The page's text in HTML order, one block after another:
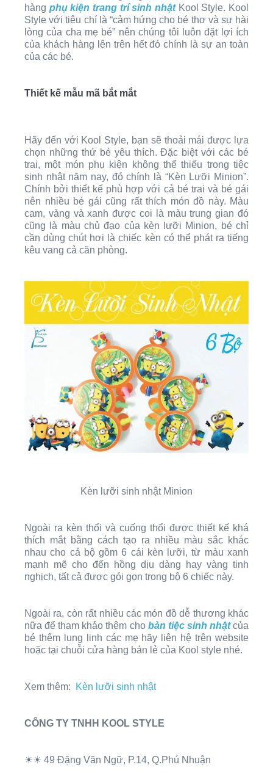
hàng phụ kiện trang trí sinh nhậtKool Style. Kool
Style với tiêu chí là “cảm hứng cho bé thơ và sự hài
lòng của cha mẹ bé” nên chúng tôi luôn đặt lợi ích
của khách hàng lên trên hết đó chính là sự an toàn
của các bé.
Thiết kế mẫu mã bắt mắt
Hãy đến với Kool Style, bạn sẽ thoải mái được lựa
chọn những thứ bé yêu thích. Đặc biệt với các bé
trai, một món phụ kiện không thể thiếu trong tiệc
sinh nhật năm nay, đó chính là “Kèn Lưỡi Minion”.
Chính bởi thiết kế phù hợp với cả bé trai và bé gái
nên nhiều bé gái cũng rất thích món đồ này. Màu
cam, vàng và xanh được coi là màu trung gian đó
cũng là màu chủ đạo của kèn lưỡi Minion, bé chỉ
cần dùng chút hơi là chiếc kèn có thể phát ra tiếng
kêu vang cả căn phòng.
Kèn lưỡi sinh nhật Minion
Ngoài ra kèn thổi và cuống thổi được thiết kế khá
thích mắt bằng cách tạo ra nhiều màu sắc khác
nhau cho cả bộ gồm 6 cái kèn lưỡi, từ màu xanh
mạnh mẽ cho đến hồng dịu dàng hay vàng tinh
nghịch, tất cả được gói gọn trong bộ 6 chiếc này.
Ngoài ra, còn rất nhiều các món đồdễ thương khác
nữa để tham khảo thêm cho bàn tiệc sinh nhậtcủa
bé thêm lung linh các mẹ hãy liên hệ trên website
hoặc tại chuỗi cửa hàng bán lẻ của Kool style nhé.
Xem thêm: Kèn lưỡi sinh nhật
CÔNG TY TNHH KOOL STYLE
☀☀ 49 Đặng Văn Ngữ, P.14, Q.Phú Nhuận